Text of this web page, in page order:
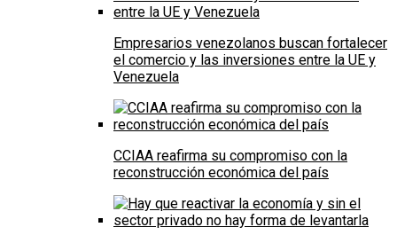
Empresarios venezolanos buscan fortalecer
el comercio y las inversiones entre la UE y
Venezuela
CCIAA reafirma su compromiso con la
reconstrucción económica del país